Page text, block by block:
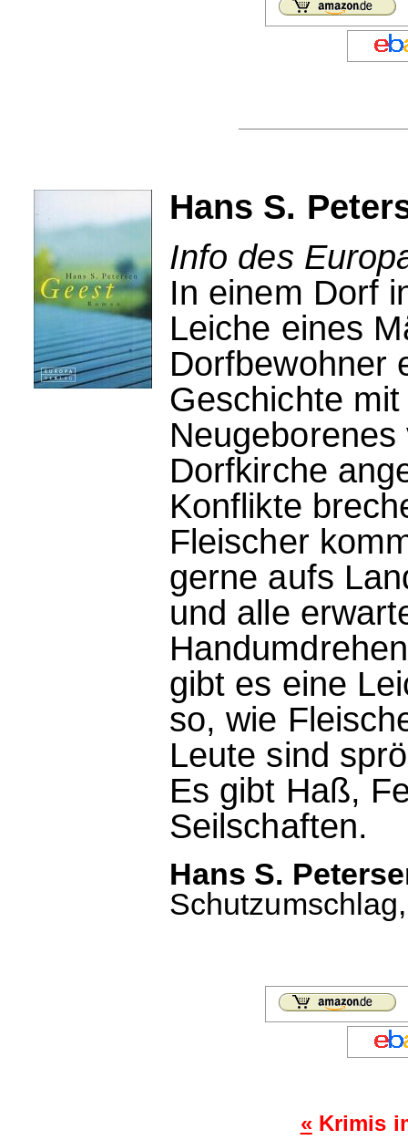
Hans S.
Info des
In einem Dorf
Leiche eines
Dorfbewohner
Geschichte
Dorfkirche
Konflikte
Fleischer
gerne aufs
und alle
gibt es eine
so, wie
Leute sind
Es gibt Haß,
Seilschaften.
Hans S.
«Krimis